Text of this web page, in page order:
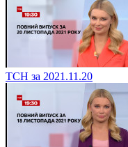
ТСН за 2021.11.20